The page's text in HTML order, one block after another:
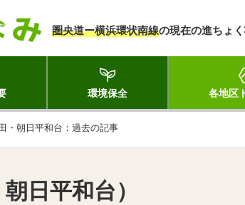
圏央道ー横浜環状南線の現在の進ちょ
環境保全 各地区
・朝日平和台：過去の記事
日平和台）